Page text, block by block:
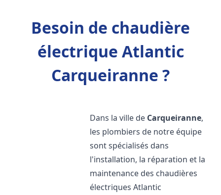
Besoin de chaudière
électrique Atlantic
Carqueiranne ?
Dans la ville de Carqueiranne,
les plombiers de notre équipe
sont spécialisés dans
l'installation, la réparation et la
maintenance des chaudières
électriques Atlantic